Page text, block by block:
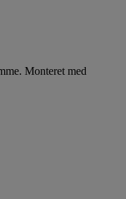
Monteret med